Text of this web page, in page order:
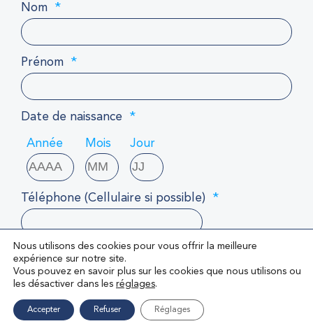
Nom *
Prénom *
Date de naissance *
Année Mois Jour
Téléphone (Cellulaire si possible) *
Courriel *
Confirmer votre courriel *
Nous utilisons des cookies pour vous offrir la meilleure
expérience sur notre site.
Vous pouvez en savoir plus sur les cookies que nous utilisons ou
les désactiver dans les réglages.
Accepter Refuser Réglages